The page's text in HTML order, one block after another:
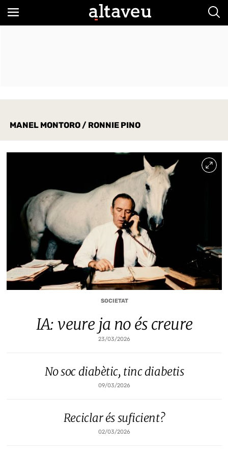
MANEL MONTORO / RONNIE PINO
SOCIETAT
IA: veure ja no és creure
23/03/2026
No soc diabètic, tinc diabetis
09/03/2026
Reciclar és suficient?
02/03/2026